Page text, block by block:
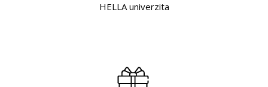
HELLA univerzita